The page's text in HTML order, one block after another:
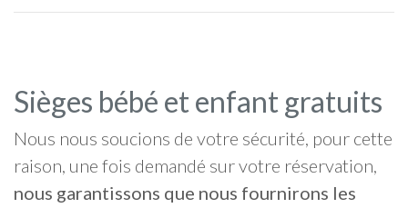
Sièges bébé et enfant gratuits
Nous nous soucions de votre sécurité, pour cette
raison, une fois demandé sur votre réservation,
nous garantissons que nous fournirons les